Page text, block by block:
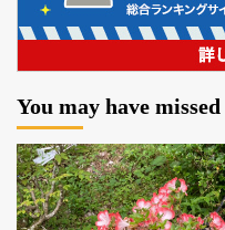
You may have missed